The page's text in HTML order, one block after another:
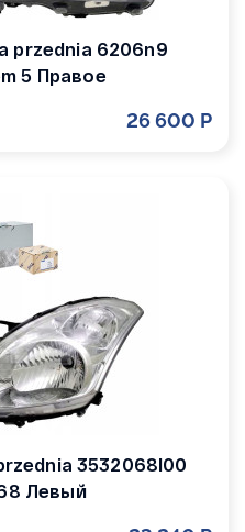
przednia 6206n9
5 Правое
26 600 Р
3532068l00
Левый